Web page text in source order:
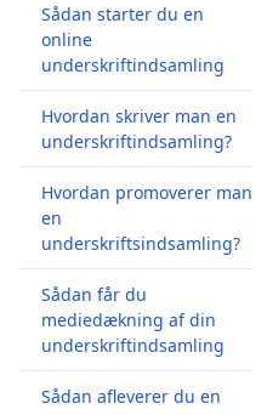
Sådan starter du en
online
underskriftindsamling
Hvordan skriver man en
underskriftindsamling?
Hvordan promoverer man
en
underskriftsindsamling?
Sådan får du
mediedækning af din
underskriftindsamling
Sådan afleverer du en